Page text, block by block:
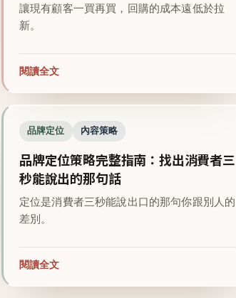
讓現有顧客一買再買，回購的成本遠低於拉
新。
閱讀全文
品牌定位 內容策略
品牌定位策略完整指南：找出消費者三
秒能說出的那句話
定位是消費者三秒能說出口的那句你跟別人的
差別。
閱讀全文